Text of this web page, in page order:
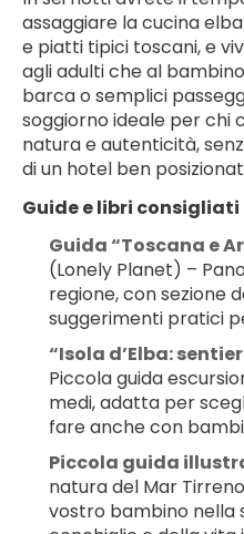
assaggiare la cucina
e piatti tipici toscani, e
agli adulti che al
barca o semplici
soggiorno ideale per chi
natura e autenticità,
di un hotel ben
Guide e libri
Guida “Toscana e
(Lonely Planet) –
regione, con sezione
suggerimenti pratici
“Isola d’Elba:
Piccola guida
medi, adatta per
fare anche con
Piccola guida
natura del Mar
vostro bambino nella